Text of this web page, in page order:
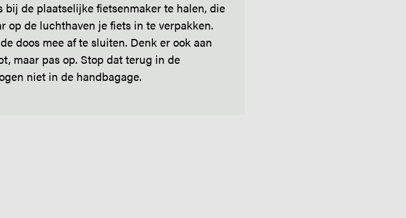
bij de plaatselijke fietsenmaker te halen, die
op de luchthaven je fiets in te verpakken.
doos mee af te sluiten. Denk er ook aan
maar pas op. Stop dat terug in de
niet in de handbagage.